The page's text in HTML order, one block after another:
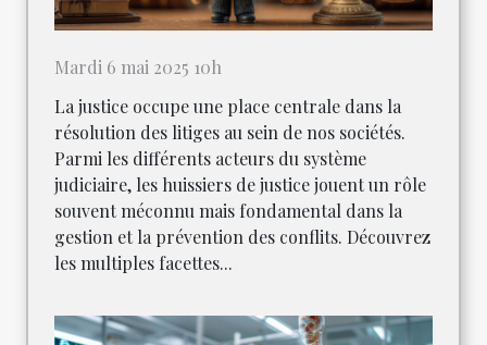
Mardi 6 mai 2025 10h
La justice occupe une place centrale dans la
résolution des litiges au sein de nos sociétés.
Parmi les différents acteurs du système
judiciaire, les huissiers de justice jouent un rôle
souvent méconnu mais fondamental dans la
gestion et la prévention des conflits. Découvrez
les multiples facettes...